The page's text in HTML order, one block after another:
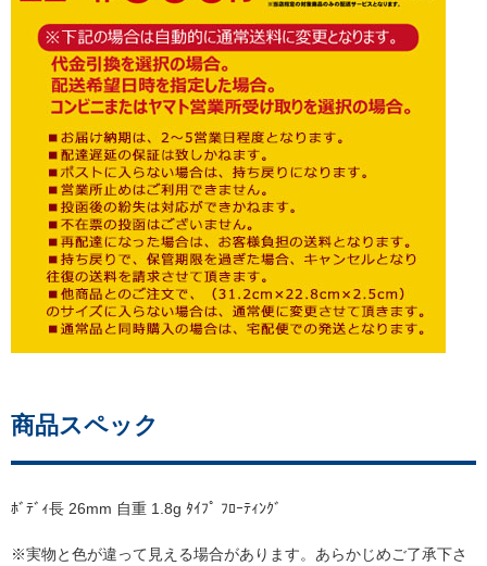
商品スペック
ﾎﾞﾃﾞｨ長 26mm 自重 1.8g ﾀｲﾌﾟ ﾌﾛｰﾃｨﾝｸﾞ
※実物と色が違って見える場合があります。あらかじめご了承下さ